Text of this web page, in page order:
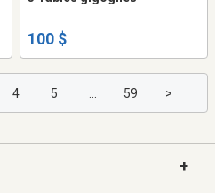
100 $
4 5 59 >
+